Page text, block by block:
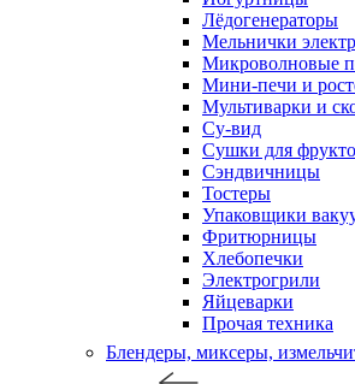
Лёдогенераторы
Мельнички
Микроволновые
Мини-печи и
Мультиварки и
Су-вид
Сушки для
Сэндвичницы
Тостеры
Упаковщики
Фритюрницы
Хлебопечки
Электрогрили
Яйцеварки
Прочая техника
Блендеры, миксеры,